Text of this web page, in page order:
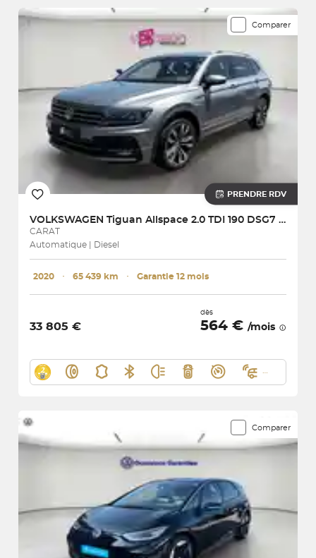
Comparer
PRENDRE RDV
VOLKSWAGEN Tiguan Allspace 2.0 TDI 190 DSG7 4Motion
CARAT
Automatique | Diesel
2020 ･ 65 439 km ･ Garantie 12 mois
33 805 €
dès
564 € /mois
Comparer